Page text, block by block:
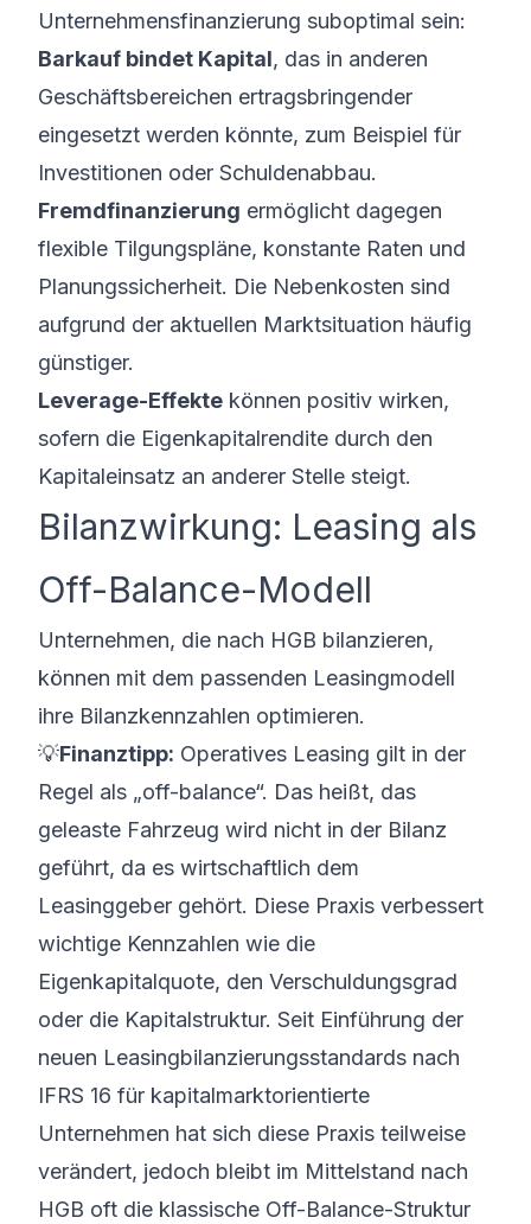
Unternehmensfinanzierung suboptimal sein:
Barkauf bindet Kapital, das in anderen
Geschäftsbereichen ertragsbringender
eingesetzt werden könnte, zum Beispiel für
Investitionen oder Schuldenabbau.
Fremdfinanzierung ermöglicht dagegen
flexible Tilgungspläne, konstante Raten und
Planungssicherheit. Die Nebenkosten sind
aufgrund der aktuellen Marktsituation häufig
günstiger.
Leverage-Effekte können positiv wirken,
sofern die Eigenkapitalrendite durch den
Kapitaleinsatz an anderer Stelle steigt.
Bilanzwirkung: Leasing als
Off-Balance-Modell
Unternehmen, die nach HGB bilanzieren,
können mit dem passenden Leasingmodell
ihre Bilanzkennzahlen optimieren.
💡Finanztipp: Operatives Leasing gilt in der
Regel als „off-balance“. Das heißt, das
geleaste Fahrzeug wird nicht in der Bilanz
geführt, da es wirtschaftlich dem
Leasinggeber gehört. Diese Praxis verbessert
wichtige Kennzahlen wie die
Eigenkapitalquote, den Verschuldungsgrad
oder die Kapitalstruktur. Seit Einführung der
neuen Leasingbilanzierungsstandards nach
IFRS 16 für kapitalmarktorientierte
Unternehmen hat sich diese Praxis teilweise
verändert, jedoch bleibt im Mittelstand nach
HGB oft die klassische Off-Balance-Struktur